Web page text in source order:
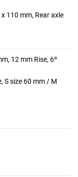
110 mm, Rear axle
12 mm Rise, 6º
S size 60 mm / M